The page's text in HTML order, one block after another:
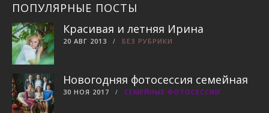
ПОПУЛЯРНЫЕ ПОСТЫ
Красивая и летняя Ирина
20 АВГ 2013 БЕЗ РУБРИКИ
Новогодняя фотосессия семейная
30 НОЯ 2017 СЕМЕЙНЫЕ ФОТОСЕССИИ